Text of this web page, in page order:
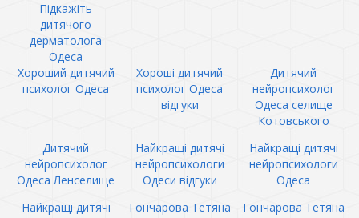
Підкажіть
дитячого
дерматолога
Одеса
Хороший дитячий
психолог Одеса
Хороші дитячий
психолог Одеса
відгуки
Дитячий
нейропсихолог
Одеса селище
Котовського
Дитячий
нейропсихолог
Одеса Ленселище
Найкращі дитячі
нейропсихологи
Одеси відгуки
Найкращі дитячі
нейропсихологи
Одеса
Найкращі дитячі
Гончарова Тетяна
Гончарова Тетяна